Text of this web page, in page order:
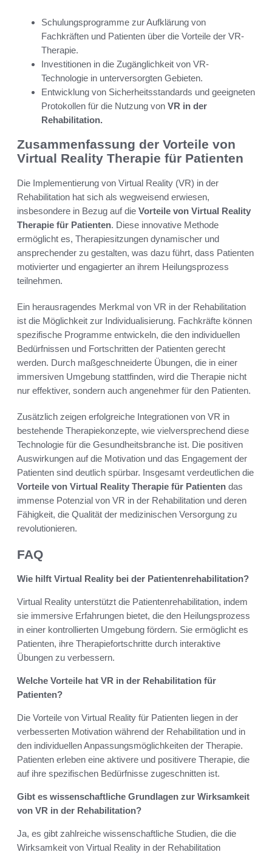
Schulungsprogramme zur Aufklärung von
Fachkräften und Patienten über die Vorteile der VR-
Therapie.
Investitionen in die Zugänglichkeit von VR-
Technologie in unterversorgten Gebieten.
Entwicklung von Sicherheitsstandards und geeigneten
Protokollen für die Nutzung von VR in der
Rehabilitation.
Zusammenfassung der Vorteile von
Virtual Reality Therapie für Patienten
Die Implementierung von Virtual Reality (VR) in der
Rehabilitation hat sich als wegweisend erwiesen,
insbesondere in Bezug auf die Vorteile von Virtual Reality
Therapie für Patienten. Diese innovative Methode
ermöglicht es, Therapiesitzungen dynamischer und
ansprechender zu gestalten, was dazu führt, dass Patienten
motivierter und engagierter an ihrem Heilungsprozess
teilnehmen.
Ein herausragendes Merkmal von VR in der Rehabilitation
ist die Möglichkeit zur Individualisierung. Fachkräfte können
spezifische Programme entwickeln, die den individuellen
Bedürfnissen und Fortschritten der Patienten gerecht
werden. Durch maßgeschneiderte Übungen, die in einer
immersiven Umgebung stattfinden, wird die Therapie nicht
nur effektiver, sondern auch angenehmer für den Patienten.
Zusätzlich zeigen erfolgreiche Integrationen von VR in
bestehende Therapiekonzepte, wie vielversprechend diese
Technologie für die Gesundheitsbranche ist. Die positiven
Auswirkungen auf die Motivation und das Engagement der
Patienten sind deutlich spürbar. Insgesamt verdeutlichen die
Vorteile von Virtual Reality Therapie für Patienten das
immense Potenzial von VR in der Rehabilitation und deren
Fähigkeit, die Qualität der medizinischen Versorgung zu
revolutionieren.
FAQ
Wie hilft Virtual Reality bei der Patientenrehabilitation?
Virtual Reality unterstützt die Patientenrehabilitation, indem
sie immersive Erfahrungen bietet, die den Heilungsprozess
in einer kontrollierten Umgebung fördern. Sie ermöglicht es
Patienten, ihre Therapiefortschritte durch interaktive
Übungen zu verbessern.
Welche Vorteile hat VR in der Rehabilitation für
Patienten?
Die Vorteile von Virtual Reality für Patienten liegen in der
verbesserten Motivation während der Rehabilitation und in
den individuellen Anpassungsmöglichkeiten der Therapie.
Patienten erleben eine aktivere und positivere Therapie, die
auf ihre spezifischen Bedürfnisse zugeschnitten ist.
Gibt es wissenschaftliche Grundlagen zur Wirksamkeit
von VR in der Rehabilitation?
Ja, es gibt zahlreiche wissenschaftliche Studien, die die
Wirksamkeit von Virtual Reality in der Rehabilitation